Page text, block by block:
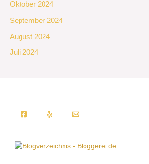
Oktober 2024
September 2024
August 2024
Juli 2024